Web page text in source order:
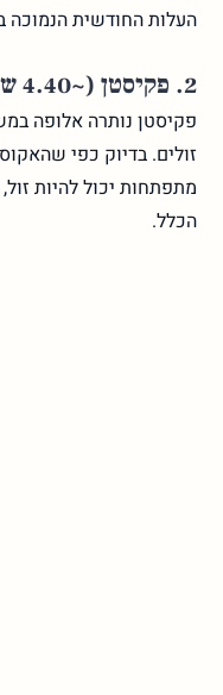
העלות החודשית הנמוכה
2. פקיסטן (~4.40 ש"ח לחודש)
פקיסטן נותרה אלופה
זולים. בדיוק כפי
מתפתחות יכול להיות
הכלל.